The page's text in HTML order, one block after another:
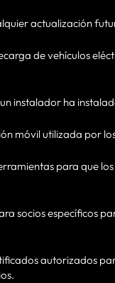
actualización
de vehículos
instalador ha
móvil utilizada por
para que
socios específicos
autorizados